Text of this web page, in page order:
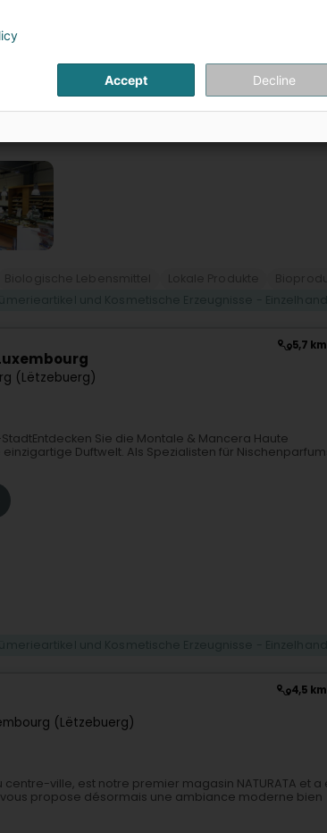
(Lëtzebuerg)
et met à votre disposition, sur une surface de 600 m²,
son large assortiment de produits de soin et de
5,7 km
(Lëtzebuerg)
Sie die Montale & Mancera Haute
Duftwelt. Als Spezialisten für
4,5 km
(Lëtzebuerg)
centre-ville, est notre premier magasin NATURATA et a
vous propose désormais une ambiance moderne bien
Accept Decline